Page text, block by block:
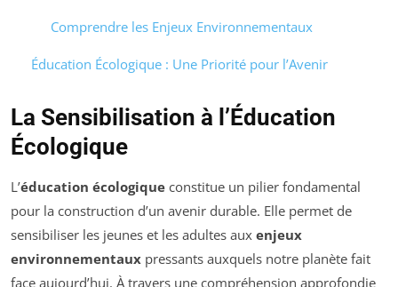
Comprendre les Enjeux Environnementaux
Éducation Écologique : Une Priorité pour l’Avenir
La Sensibilisation à l’Éducation
Écologique
L’éducation écologique constitue un pilier fondamental
pour la construction d’un avenir durable. Elle permet de
sensibiliser les jeunes et les adultes aux enjeux
environnementaux pressants auxquels notre planète fait
face aujourd’hui. À travers une compréhension approfondie